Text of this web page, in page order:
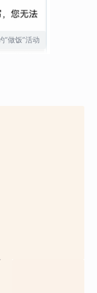
“做饭”活动